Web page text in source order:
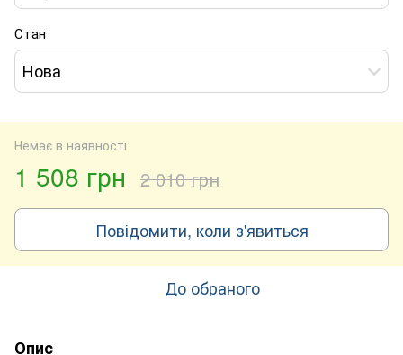
Стан
Нова
Немає в наявності
1 508 грн 2 010 грн
Повідомити, коли з'явиться
До обраного
Опис